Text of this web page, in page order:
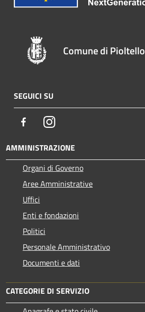
Comune di Pioltello
SEGUICI SU
FacebookInstagram
AMMINISTRAZIONE
Organi di Governo
Aree Amministrative
Uffici
Enti e fondazioni
Politici
Personale Amministrativo
Documenti e dati
CATEGORIE DI SERVIZIO